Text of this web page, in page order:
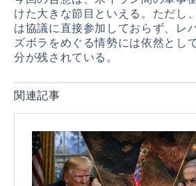
けた大きな節目といえる。ただし
は協議に直接参加しておらず、レ
ズボラをめぐる情勢には依然とし
分が残されている。
関連記事